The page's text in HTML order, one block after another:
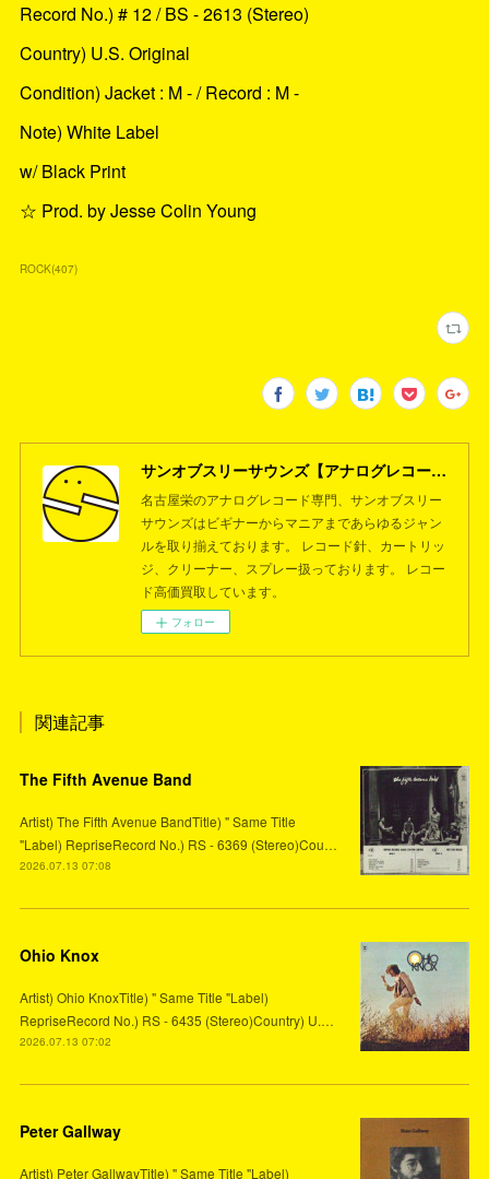
Record No.) # 12 / BS - 2613 (Stereo)
Country) U.S. Original
Condition) Jacket : M - / Record : M -
Note) White Label
w/ Black Print
☆ Prod. by Jesse Colin Young
ROCK(407)
サンオブスリーサウンズ【アナログレコード専門店】名古屋栄
名古屋栄のアナログレコード専門、サンオブスリー
サウンズはビギナーからマニアまであらゆるジャン
ルを取り揃えております。 レコード針、カートリッ
ジ、クリーナー、スプレー扱っております。 レコー
ド高価買取しています。
フォロー
関連記事
The Fifth Avenue Band
Artist) The Fifth Avenue BandTitle) " Same Title
"Label) RepriseRecord No.) RS - 6369 (Stereo)Cou…
2026.07.13 07:08
Ohio Knox
Artist) Ohio KnoxTitle) " Same Title "Label)
RepriseRecord No.) RS - 6435 (Stereo)Country) U.…
2026.07.13 07:02
Peter Gallway
Artist) Peter GallwayTitle) " Same Title "Label)